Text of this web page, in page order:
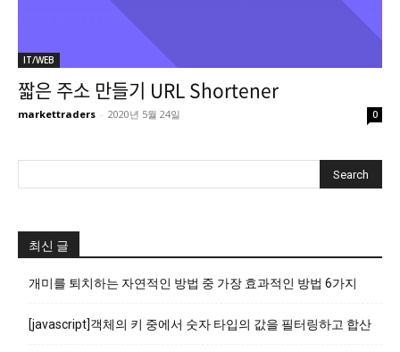
IT/WEB
짧은 주소 만들기 URL Shortener
markettraders - 2020년 5월 24일 0
최신 글
개미를 퇴치하는 자연적인 방법 중 가장 효과적인 방법 6가지
[javascript]객체의 키 중에서 숫자 타입의 값을 필터링하고 합산